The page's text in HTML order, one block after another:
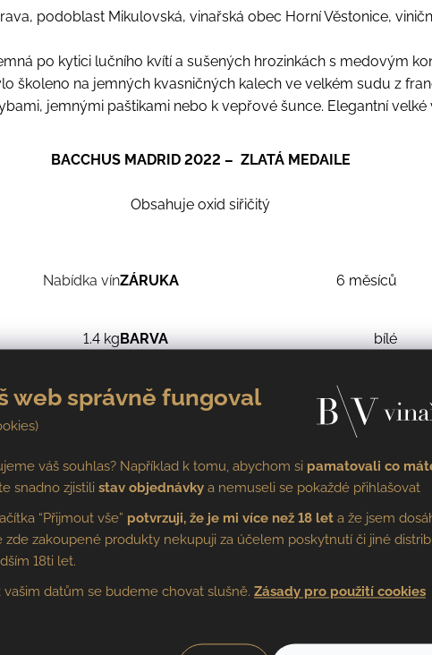
web správně fungoval
váš souhlas? Například k tomu, abychom si pamatovali co
snadno zjistili stav objednávky a nemuseli se pokaždé přihlašovat
“Přijmout vše” potvrzuji, že je mi více než 18 let a že jsem
zde zakoupené produkty nekupuji za účelem poskytnutí či jiné
18ti let.
vašim datům se budeme chovat slušně. Zásady pro použití cookies
podoblast Mikulovská, vinařská obec Horní Věstonice,
po kytici lučního kvítí a sušených hrozinkách s medovým
školeno na jemných kvasničných kalech ve velkém sudu z
jemnými paštikami nebo k vepřové šunce. Elegantní velké
BACCHUS MADRID 2022 – ZLATÁ MEDAILE
Obsahuje oxid siřičitý
Nabídka vínZÁRUKA 6 měsíců
1.4 kgBARVA bílé
Výběr z
OCENĚNÍ NA
Zlatá
2019
ROZDĚLENÍ DLE ZB.
CUKRU
suché